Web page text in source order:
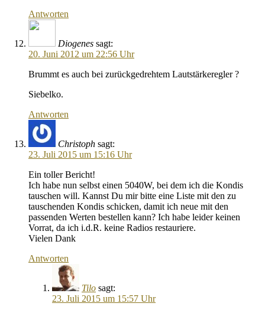
Antworten
Diogenes sagt:
20. Juni 2012 um 22:56 Uhr
Brummt es auch bei zurückgedrehtem Lautstärkeregler ?
Siebelko.
Antworten
Christoph sagt:
23. Juli 2015 um 15:16 Uhr
Ein toller Bericht!
Ich habe nun selbst einen 5040W, bei dem ich die Kondis
tauschen will. Kannst Du mir bitte eine Liste mit den zu
tauschenden Kondis schicken, damit ich neue mit den
passenden Werten bestellen kann? Ich habe leider keinen
Vorrat, da ich i.d.R. keine Radios restauriere.
Vielen Dank
Antworten
Tilo sagt:
23. Juli 2015 um 15:57 Uhr